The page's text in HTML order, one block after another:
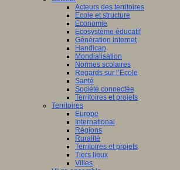
Acteurs des territoires
Ecole et structure
Economie
Ecosystème éducatif
Génération internet
Handicap
Mondialisation
Normes scolaires
Regards sur l’Ecole
Santé
Société connectée
Territoires et projets
Territoires
Europe
International
Régions
Ruralité
Territoires et projets
Tiers lieux
Villes